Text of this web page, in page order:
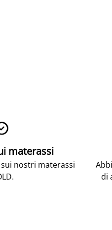
materassi
nostri materassi
di